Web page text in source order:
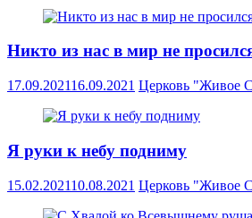
Никто из нас в мир не
17.09.202116.09.2021 Церковь "Живое
Я руки к небу подниму
15.02.202110.08.2021 Церковь "Живое